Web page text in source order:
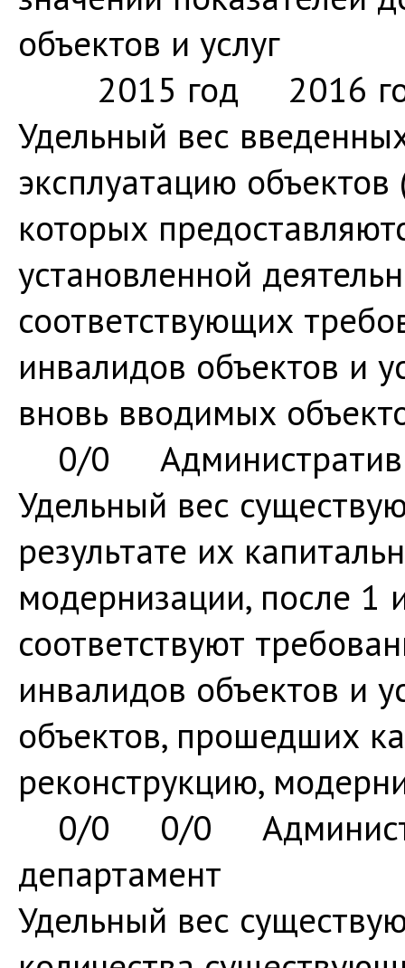
объектов и услуг
2015 год 2016
Удельный вес
эксплуатацию
которых
установленной
соответствующих
инвалидов объектов и
вновь вводимых
0/0
Удельный вес
результате их
модернизации, после 1
соответствуют
инвалидов объектов и
объектов, прошедших
реконструкцию,
0/0 0/0
департамент
Удельный вес